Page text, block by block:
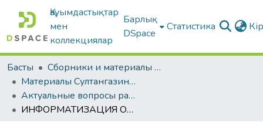
Қауымдастықтар
мен
коллекциялар
Барлық
DSpace
Статистика
Басты
Сборники и материалы конференций
Материалы Султангазинских педагогических чтений
Актуальные вопросы развития современного образования»: Материалы международной научно-практической конференции «СУЛТАНГАЗИНСКИЕ ЧТЕНИЯ-2023», 15 марта 2023 г.
ИНФОРМАТИЗАЦИЯ ОБЩЕСТВА, ПРОИЗВОДСТВА И ОБРАЗОВАНИЯ: СОВРЕМЕННЫЕ ТЕНДЕНЦИИ И ТЕХНОЛОГИИ